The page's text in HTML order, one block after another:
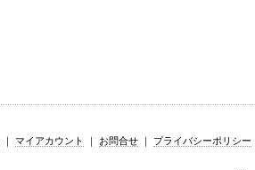
｜ マイアカウント ｜ お問合せ ｜ プライバシーポリシー